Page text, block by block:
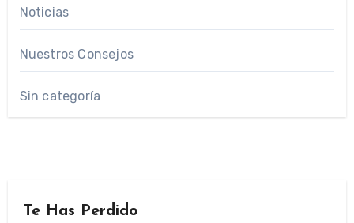
Noticias
Nuestros Consejos
Sin categoría
Te Has Perdido